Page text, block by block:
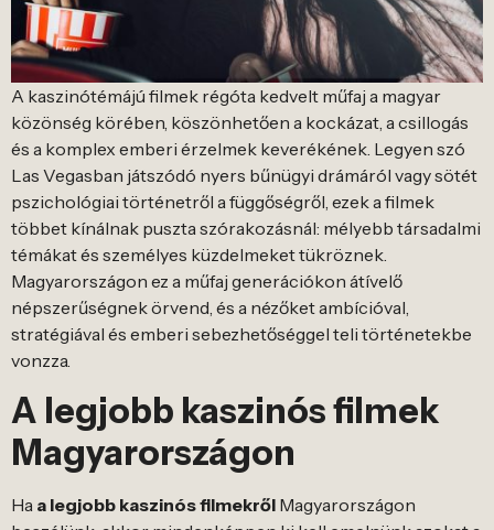
A kaszinótémájú filmek régóta kedvelt műfaj a magyar
közönség körében, köszönhetően a kockázat, a csillogás
és a komplex emberi érzelmek keverékének. Legyen szó
Las Vegasban játszódó nyers bűnügyi drámáról vagy sötét
pszichológiai történetről a függőségről, ezek a filmek
többet kínálnak puszta szórakozásnál: mélyebb társadalmi
témákat és személyes küzdelmeket tükröznek.
Magyarországon ez a műfaj generációkon átívelő
népszerűségnek örvend, és a nézőket ambícióval,
stratégiával és emberi sebezhetőséggel teli történetekbe
vonzza.
A legjobb kaszinós filmek
Magyarországon
Ha a legjobb kaszinós filmekről Magyarországon